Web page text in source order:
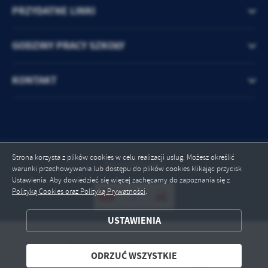
Strona korzysta z plików cookies w celu realizacji usług. Możesz określić
warunki przechowywania lub dostępu do plików cookies klikając przycisk
Ustawienia. Aby dowiedzieć się więcej zachęcamy do zapoznania się z
Polityką Cookies oraz Polityką Prywatności.
USTAWIENIA
ODRZUĆ WSZYSTKIE
treści w postaci wiadomości, ofert, komunikatów mediów
ZAPISZ WYBRANE
ODRZUĆ WSZYSTKIE
PRZYDATNE LINKI
GODZINY PRACY SZKOŁY
KONTAKT
Odwiedzin: 861
Copyright by spkuchary.mstow.pl